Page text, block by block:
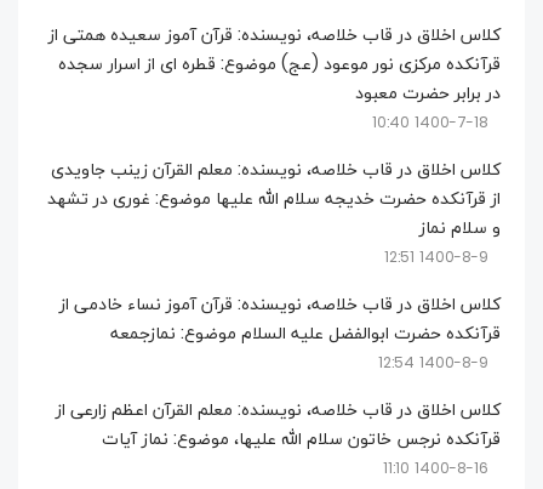
کلاس اخلاق در قاب خلاصه، نویسنده: قرآن آموز سعیده همتی از
قرآنکده مرکزی نور موعود (عج) موضوع: قطره ای از اسرار سجده
در برابر حضرت معبود
1400-7-18 10:40
کلاس اخلاق در قاب خلاصه، نویسنده: معلم القرآن زینب جاویدی
از قرآنکده حضرت خدیجه سلام الله علیها موضوع: غوری در تشهد
و سلام نماز
1400-8-9 12:51
کلاس اخلاق در قاب خلاصه، نویسنده: قرآن آموز نساء خادمی از
قرآنکده حضرت ابوالفضل علیه السلام موضوع: نمازجمعه
1400-8-9 12:54
کلاس اخلاق در قاب خلاصه، نویسنده: معلم القرآن اعظم زارعی از
قرآنکده نرجس خاتون سلام الله علیها، موضوع: نماز آیات
1400-8-16 11:10